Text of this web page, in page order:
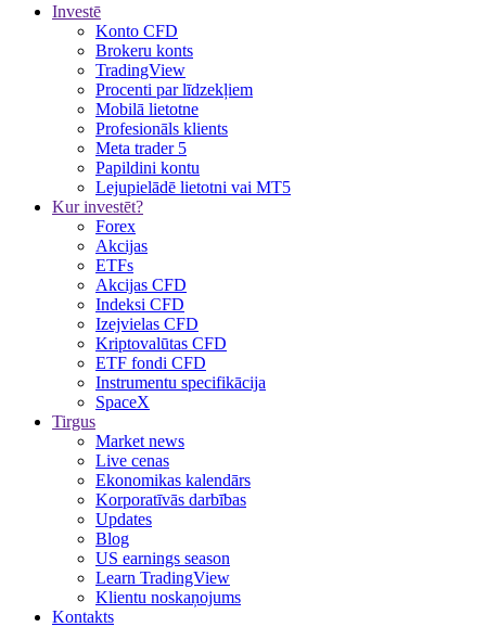
Investē
Konto CFD
Brokeru konts
TradingView
Procenti par līdzekļiem
Mobilā lietotne
Profesionāls klients
Meta trader 5
Papildini kontu
Lejupielādē lietotni vai MT5
Kur investēt?
Forex
Akcijas
ETFs
Akcijas CFD
Indeksi CFD
Izejvielas CFD
Kriptovalūtas CFD
ETF fondi CFD
Instrumentu specifikācija
SpaceX
Tirgus
Market news
Live cenas
Ekonomikas kalendārs
Korporatīvās darbības
Updates
Blog
US earnings season
Learn TradingView
Klientu noskaņojums
Kontakts